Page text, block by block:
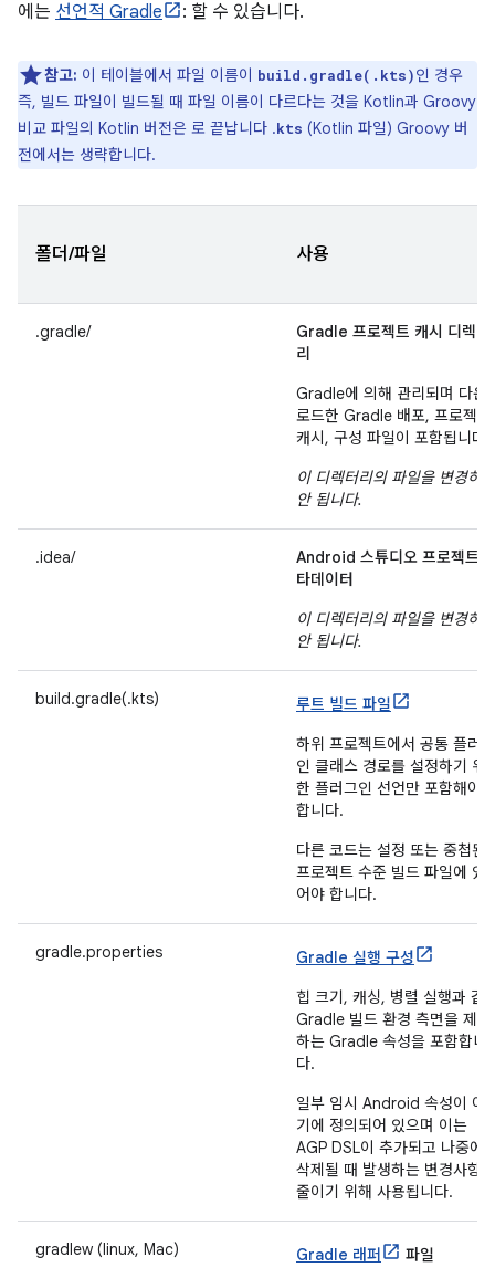
에는 선언적 Gradle : 할 수 있습니다.
참고: 이 테이블에서 파일 이름이 build.gradle(.kts)인 경우
즉, 빌드 파일이 빌드될 때 파일 이름이 다르다는 것을 Kotlin과 Groovy
비교 파일의 Kotlin 버전은 로 끝납니다 .kts (Kotlin 파일) Groovy 버
전에서는 생략합니다.
폴더/파일 사용
.gradle/
Gradle 프로젝트 캐시 디렉터
리
Gradle에 의해 관리되며 다운
로드한 Gradle 배포, 프로젝트
캐시, 구성 파일이 포함됩니다.
이 디렉터리의 파일을 변경하면
안 됩니다.
.idea/
Android 스튜디오 프로젝트
타데이터
이 디렉터리의 파일을 변경하면
안 됩니다.
build.gradle(.kts)
루트 빌드 파일
하위 프로젝트에서 공통 플러그
인 클래스 경로를 설정하기 위
한 플러그인 선언만 포함해야
합니다.
다른 코드는 설정 또는 중첩된
프로젝트 수준 빌드 파일에 있
어야 합니다.
gradle.properties
Gradle 실행 구성
힙 크기, 캐싱, 병렬 실행과 같
Gradle 빌드 환경 측면을 제어
하는 Gradle 속성을 포함합니
다.
일부 임시 Android 속성이 여
기에 정의되어 있으며 이는
AGP DSL이 추가되고 나중에
삭제될 때 발생하는 변경사항을
줄이기 위해 사용됩니다.
gradlew (linux, Mac)
Gradle 래퍼
파일